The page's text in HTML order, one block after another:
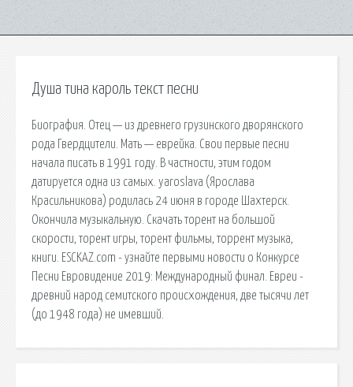
Душа тина кароль текст песни
Биография. Отец — из древнего грузинского дворянского
рода Гвердцители. Мать — еврейка. Свои первые песни
начала писать в 1991 году. В частности, этим годом
датируется одна из самых. yaroslava (Ярослава
Красильникова) родилась 24 июня в городе Шахтерск.
Окончила музыкальную. Скачать торент на большой
скорости, торент игры, торент фильмы, торрент музыка,
книги. ESCKAZ.com - узнайте первыми новости о Конкурсе
Песни Евровидение 2019: Международный финал. Евреи -
древний народ семитского происхождения, две тысячи лет
(до 1948 года) не имевший.